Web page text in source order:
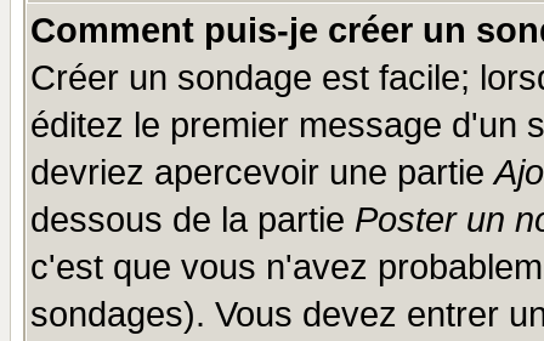
Comment puis-je créer un
Créer un sondage est facile;
éditez le premier message d'un
devriez apercevoir une partie
dessous de la partie Poster un
c'est que vous n'avez
sondages). Vous devez entrer